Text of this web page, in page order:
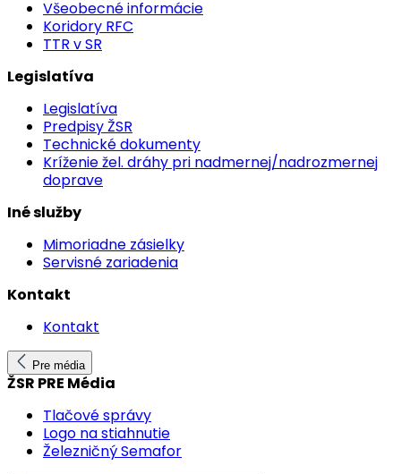
Všeobecné informácie
Koridory RFC
TTR v SR
Legislatíva
Legislatíva
Predpisy ŽSR
Technické dokumenty
Kríženie žel. dráhy pri nadmernej/nadrozmernej
doprave
Iné služby
Mimoriadne zásielky
Servisné zariadenia
Kontakt
Kontakt
Pre média
ŽSR PRE Média
Tlačové správy
Logo na stiahnutie
Železničný Semafor